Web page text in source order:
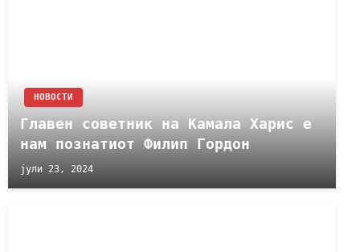
НОВОСТИ
Главен советник на Камала Харис е
нам познатиот Филип Гордон
јули 23, 2024